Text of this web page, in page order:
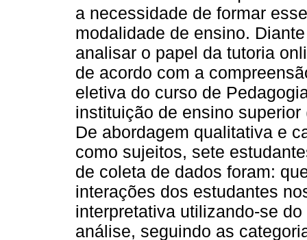
a necessidade de formar
modalidade de ensino.
analisar o papel da tutoria
de acordo com a
eletiva do curso de
instituição de ensino
De abordagem qualitativa e
como sujeitos, sete
de coleta de dados foram:
interações dos estudantes
interpretativa utilizando-se
análise, seguindo as